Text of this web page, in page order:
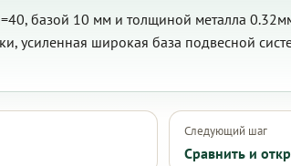
базой 10 мм и толщиной металла
усиленная широкая база подвесной
Следующий шаг
Сравнить и